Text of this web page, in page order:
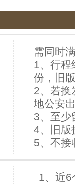
需同时
1、行程
份，旧
2、若换
地公安
3、至少
4、旧版
5、不接
1、近6